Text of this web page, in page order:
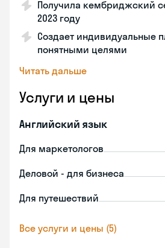
Получила кембриджский
2023 году
Создает индивидуальные
понятными целями
Читать дальше
Услуги и цены
Английский язык
Для маркетологов
Деловой - для бизнеса
Для путешествий
Все услуги и цены (5)